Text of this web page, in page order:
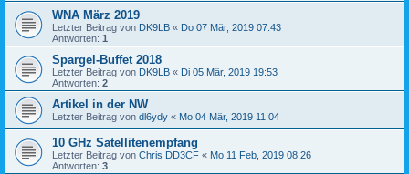
WNA März 2019
Letzter Beitrag von DK9LB « Do 07 Mär, 2019 07:43
Antworten: 1
Spargel-Buffet 2018
Letzter Beitrag von DK9LB « Di 05 Mär, 2019 19:53
Antworten: 2
Artikel in der NW
Letzter Beitrag von dl6ydy « Mo 04 Mär, 2019 11:04
10 GHz Satellitenempfang
Letzter Beitrag von Chris DD3CF « Mo 11 Feb, 2019 08:26
Antworten: 3